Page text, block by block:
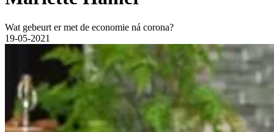
Wat gebeurt er met de economie ná corona?
19-05-2021